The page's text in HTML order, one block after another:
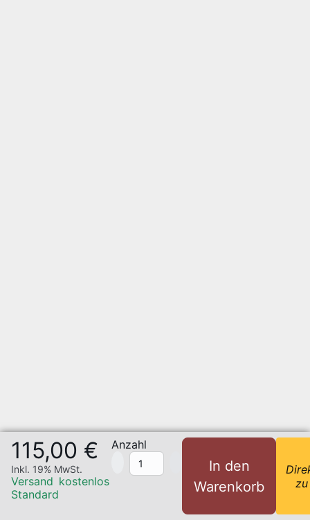
115,00 €
Inkl. 19% MwSt.
Versand
Standard
kostenlos
Anzahl
In den
Warenkorb
zu